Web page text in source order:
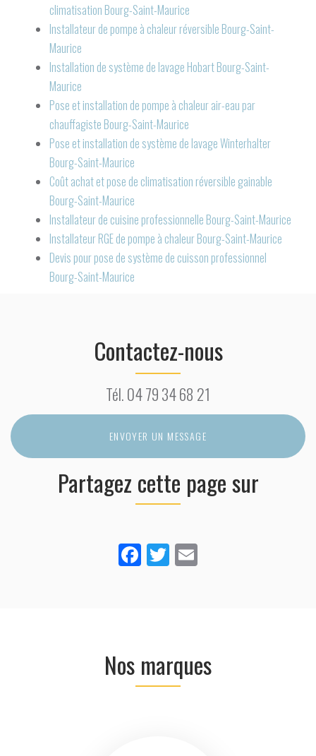
climatisation Bourg-Saint-Maurice
Installateur de pompe à chaleur réversible Bourg-Saint-
Maurice
Installation de système de lavage Hobart Bourg-Saint-
Maurice
Pose et installation de pompe à chaleur air-eau par
chauffagiste Bourg-Saint-Maurice
Pose et installation de système de lavage Winterhalter
Bourg-Saint-Maurice
Coût achat et pose de climatisation réversible gainable
Bourg-Saint-Maurice
Installateur de cuisine professionnelle Bourg-Saint-Maurice
Installateur RGE de pompe à chaleur Bourg-Saint-Maurice
Devis pour pose de système de cuisson professionnel
Bourg-Saint-Maurice
Contactez-nous
Tél.04 79 34 68 21
ENVOYER UN MESSAGE
Partagez cette page sur
Facebook
Twitter
Nos marques